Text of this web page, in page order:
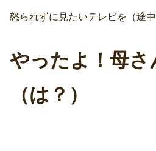
怒られずに見たいテレビを（途
やったよ！母さ
（は？）